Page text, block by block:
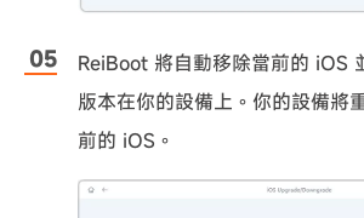
ReiBoot 將自動移除當前的 iOS
版本在你的設備上。你的設備將
前的 iOS。